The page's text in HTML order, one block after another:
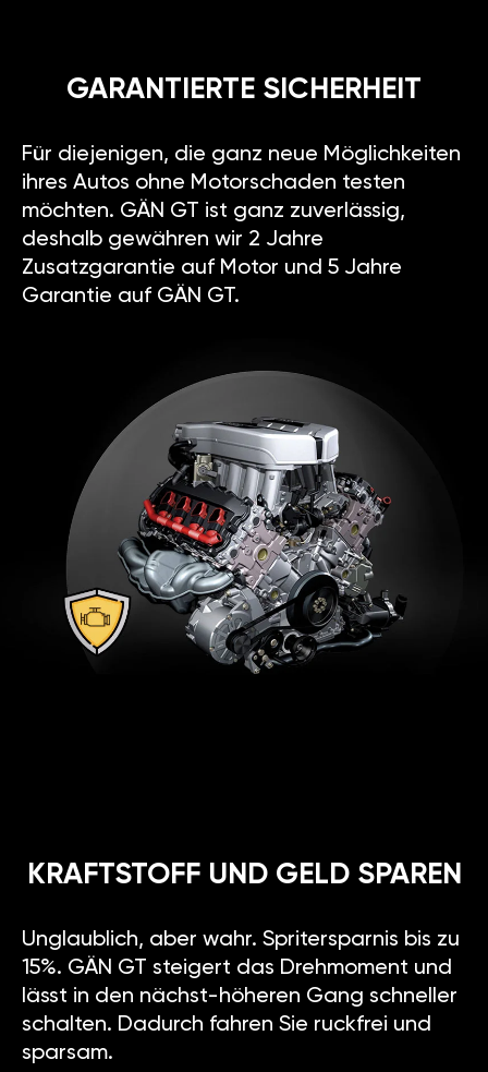
GARANTIERTE SICHERHEIT
Für diejenigen, die ganz neue Möglichkeiten
ihres Autos ohne Motorschaden testen
möchten. GÄN GT ist ganz zuverlässig,
deshalb gewähren wir 2 Jahre
Zusatzgarantie auf Motor und 5 Jahre
Garantie auf GÄN GT.
KRAFTSTOFF UND GELD SPAREN
Unglaublich, aber wahr. Spritersparnis bis zu
15%. GÄN GT steigert das Drehmoment und
lässt in den nächst-höheren Gang schneller
schalten. Dadurch fahren Sie ruckfrei und
sparsam.